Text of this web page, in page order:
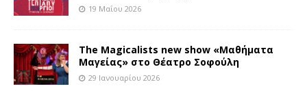
19 Μαΐου 2026
The Magicalists new show «Μαθήματα
Μαγείας» στο Θέατρο Σοφούλη
29 Ιανουαρίου 2026